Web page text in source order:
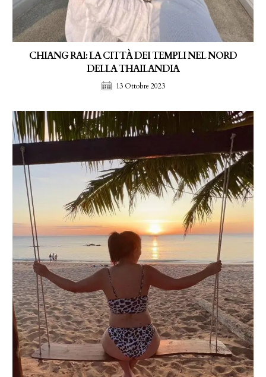
CHIANG RAI: LA CITTÀ DEI TEMPLI NEL NORD
DELLA THAILANDIA
13 Ottobre 2023